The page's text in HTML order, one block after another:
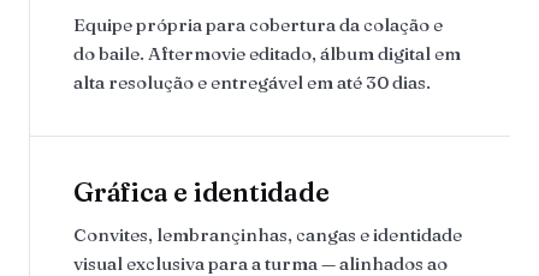
Equipe própria para cobertura da colação e
do baile. Aftermovie editado, álbum digital em
alta resolução e entregável em até 30 dias.
Gráfica e identidade
Convites, lembrançinhas, cangas e identidade
visual exclusiva para a turma — alinhados ao